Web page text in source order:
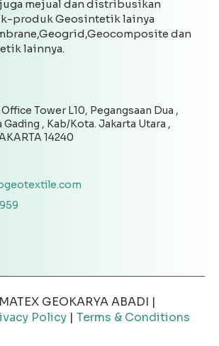
mejual dan distribusikan
produk Geosintetik lainya
dan
lainnya.
Tower L10, Pegangsaan Dua ,
Gading , Kab/Kota. Jakarta Utara ,
14240
GEOKARYA ABADI |
Policy | Terms & Conditions